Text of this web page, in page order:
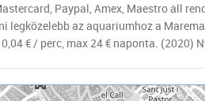
Paypal, Amex, Maestro áll
legközelebb az aquariumhoz a
0,04 € / perc, max 24 € naponta. (2020)